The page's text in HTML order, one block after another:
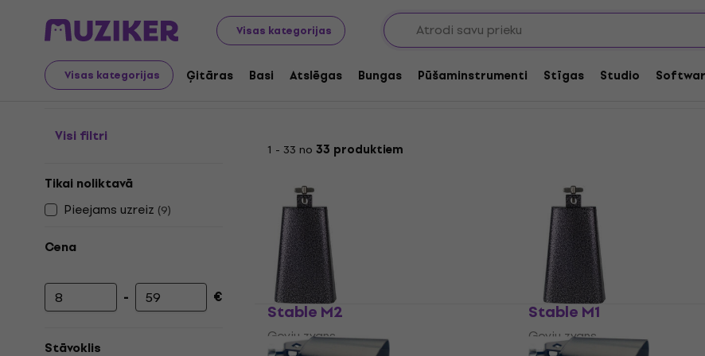
Visas kategorijas
Visas kategorijas Ģitāras Basi Atslēgas Bungas Pūšaminstrumenti Stīgas Studio
Mūzikas instrumenti Bungas Sitaminstrumenti Govju zvani
Govju zvani
Visi filtri
Tikai noliktavā
Pieejams uzreiz (9)
Cena
Minimālā cena
- Maksimālā cena
€
Stāvoklis
1 - 33 no 33 produktiem
Stable M2
Govju zvans
Stable M1
Govju zvans